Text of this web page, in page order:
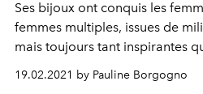
Ses bijoux ont conquis les
femmes multiples, issues de
mais toujours tant inspirantes
Kendall Jenner, Rihanna, Zoé
Robin Wright, Juliette Binoche
19.02.2021 by Pauline Borgogno